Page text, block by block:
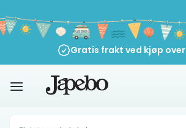
to
content
Gratis frakt ved kjøp over
Søk